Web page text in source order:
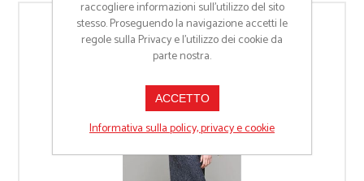
raccogliere informazioni sull’utilizzo del sito
stesso. Proseguendo la navigazione accetti le
regole sulla Privacy e l'utilizzo dei cookie da
parte nostra.
ACCETTO
Informativa sulla policy, privacy e cookie